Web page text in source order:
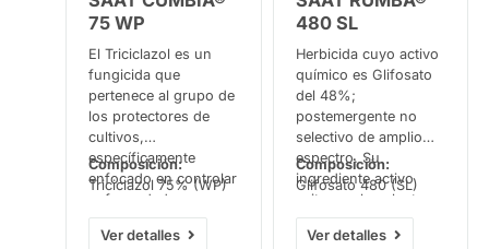
75 WP
El Triciclazol es un
fungicida que
pertenece al grupo de
los protectores de
cultivos,
específicamente
enfocado en controlar
enfermedades
fúngicas en plantas,
evita que se forme
Composición:
Triciclazol 75% (WP)
Ver detalles
480 SL
Herbicida cuyo activo
químico es Glifosato
del 48%;
postemergente no
selectivo de amplio
espectro. Su
ingrediente activo
evita que las plantas
produzcan proteínas
necesarias para su
Composición:
Glifosato 480 (SL)
Ver detalles